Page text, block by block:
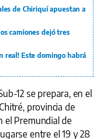
de Chiriquí apuestan a
camiones dejó tres
real! Este domingo habrá
12 se prepara, en el
provincia de
el Premundial de
entre el 19 y 28